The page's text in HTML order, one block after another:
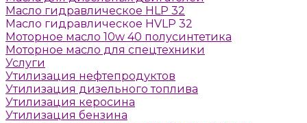
Масло гидравлическое HLP 32
Масло гидравлическое HVLP 32
Моторное масло 10w 40 полусинтетика
Моторное масло для спецтехники
Услуги
Утилизация нефтепродуктов
Утилизация дизельного топлива
Утилизация керосина
Утилизация бензина